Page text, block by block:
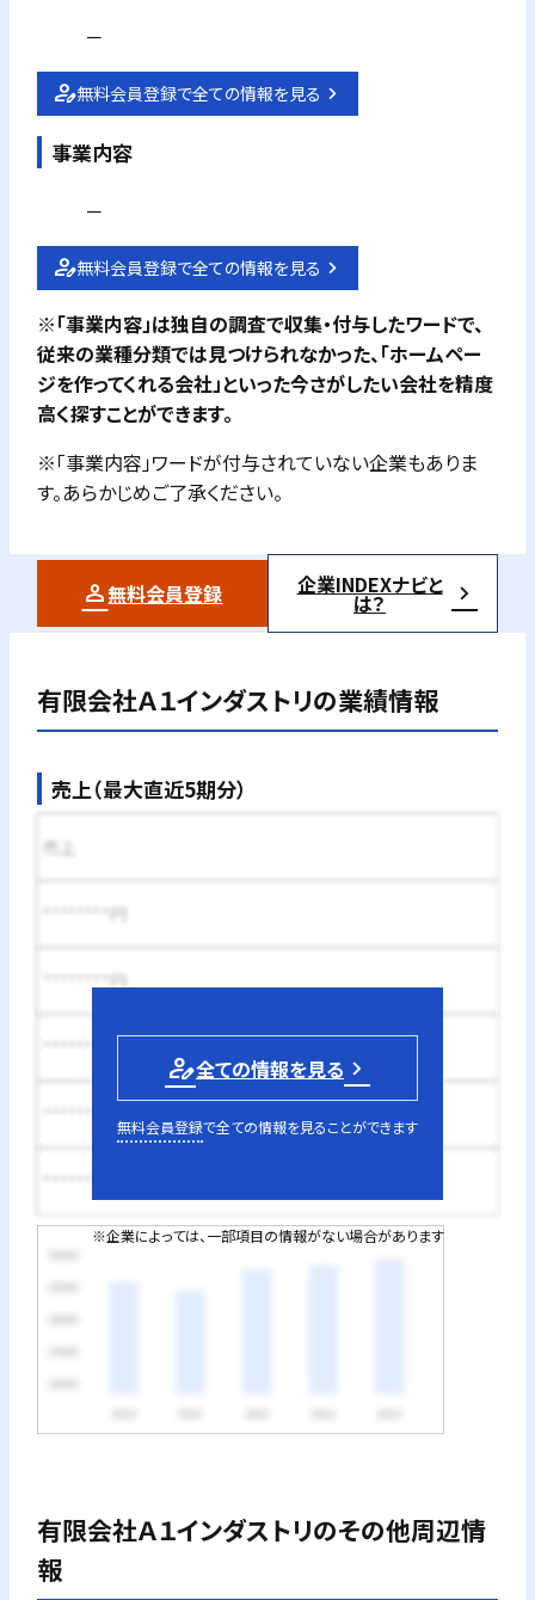
－
無料会員登録で全ての情報を見る
事業内容
－
無料会員登録で全ての情報を見る
※「事業内容」は独自の調査で収集・付与したワードで、
従来の業種分類では見つけられなかった、「ホームペー
ジを作ってくれる会社」といった今さがしたい会社を精度
高く探すことができます。
※「事業内容」ワードが付与されていない企業もありま
す。あらかじめご了承ください。
無料会員登録 企業INDEXナビと
は？
有限会社Ａ１インダストリの業績情報
売上（最大直近5期分）
売上
********円
********円
********円
person_edit全ての情報を見る
無料会員登録で全ての情報を見ることができます
※企業によっては、一部項目の情報がない場合があります
有限会社Ａ１インダストリのその他周辺情
報